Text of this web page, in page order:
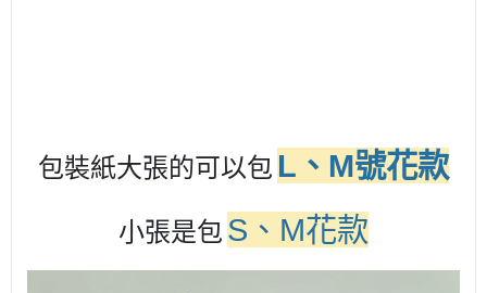
包裝紙大張的可以包 L、M號花款
小張是包 S、M花款